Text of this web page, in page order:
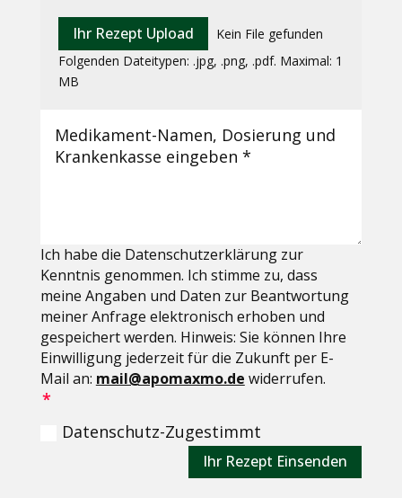
Ihr Rezept Upload
Kein File gefunden
Folgenden Dateitypen: .jpg, .png, .pdf. Maximal: 1
MB
Ich habe die Datenschutzerklärung zur
Kenntnis genommen. Ich stimme zu, dass
meine Angaben und Daten zur Beantwortung
meiner Anfrage elektronisch erhoben und
gespeichert werden. Hinweis: Sie können Ihre
Einwilligung jederzeit für die Zukunft per E-
Mail an: mail@apomaxmo.de widerrufen.
Datenschutz-Zugestimmt
Ihr Rezept Einsenden